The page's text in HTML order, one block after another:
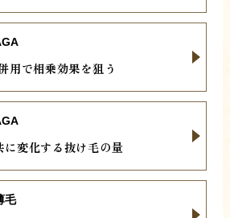
用で相乗効果を狙う
変化する抜け毛の量
毛